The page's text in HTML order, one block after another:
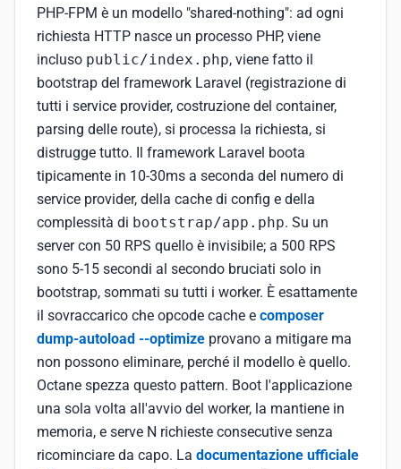
PHP-FPM è un modello "shared-nothing": ad ogni
richiesta HTTP nasce un processo PHP, viene
incluso public/index.php, viene fatto il
bootstrap del framework Laravel (registrazione di
tutti i service provider, costruzione del container,
parsing delle route), si processa la richiesta, si
distrugge tutto. Il framework Laravel boota
tipicamente in 10-30ms a seconda del numero di
service provider, della cache di config e della
complessità di bootstrap/app.php. Su un
server con 50 RPS quello è invisibile; a 500 RPS
sono 5-15 secondi al secondo bruciati solo in
bootstrap, sommati su tutti i worker. È esattamente
il sovraccarico che opcode cache e composer
dump-autoload --optimize provano a mitigare ma
non possono eliminare, perché il modello è quello.
Octane spezza questo pattern. Boot l'applicazione
una sola volta all'avvio del worker, la mantiene in
memoria, e serve N richieste consecutive senza
ricominciare da capo. La documentazione ufficiale